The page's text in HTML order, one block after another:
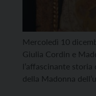
Mercoledì 10
Giulia Cordin e
l’affascinante
della Madonna